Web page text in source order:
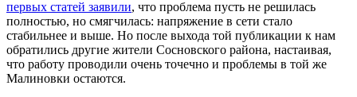
первых статей заявили, что проблема пусть не решилась
полностью, но смягчилась: напряжение в сети стало
стабильнее и выше. Но после выхода той публикации к нам
обратились другие жители Сосновского района, настаивая,
что работу проводили очень точечно и проблемы в той же
Малиновки остаются.